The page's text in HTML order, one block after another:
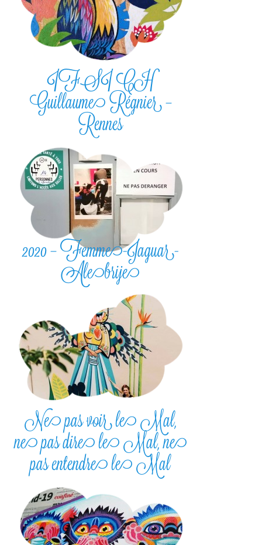
IFSI CH
Guillaume Régnier –
Rennes
2020 – Femme-Jaguar-
Alebrije
Ne pas voir le Mal,
ne pas dire le Mal, ne
pas entendre le Mal